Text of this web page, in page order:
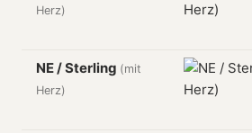
Herz)
NE / Sterling (mit
Herz)